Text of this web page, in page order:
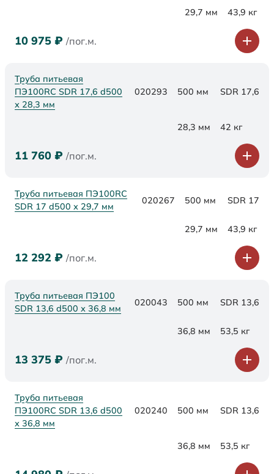
29,7 мм 43,9 кг
10 975 ₽ /пог.м.
Труба питьевая
ПЭ100RC SDR 17,6 d500
х 28,3 мм
020293 500 мм SDR 17,6
28,3 мм 42 кг
11 760 ₽ /пог.м.
Труба питьевая ПЭ100RC
SDR 17 d500 х 29,7 мм
020267 500 мм SDR 17
29,7 мм 43,9 кг
12 292 ₽ /пог.м.
Труба питьевая ПЭ100
SDR 13,6 d500 х 36,8 мм
020043 500 мм SDR 13,6
36,8 мм 53,5 кг
13 375 ₽ /пог.м.
Труба питьевая
ПЭ100RC SDR 13,6 d500
х 36,8 мм
020240 500 мм SDR 13,6
36,8 мм 53,5 кг